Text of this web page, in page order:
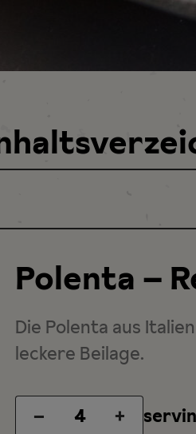
Polenta –
Die Polenta aus
leckere Beilage.
– +